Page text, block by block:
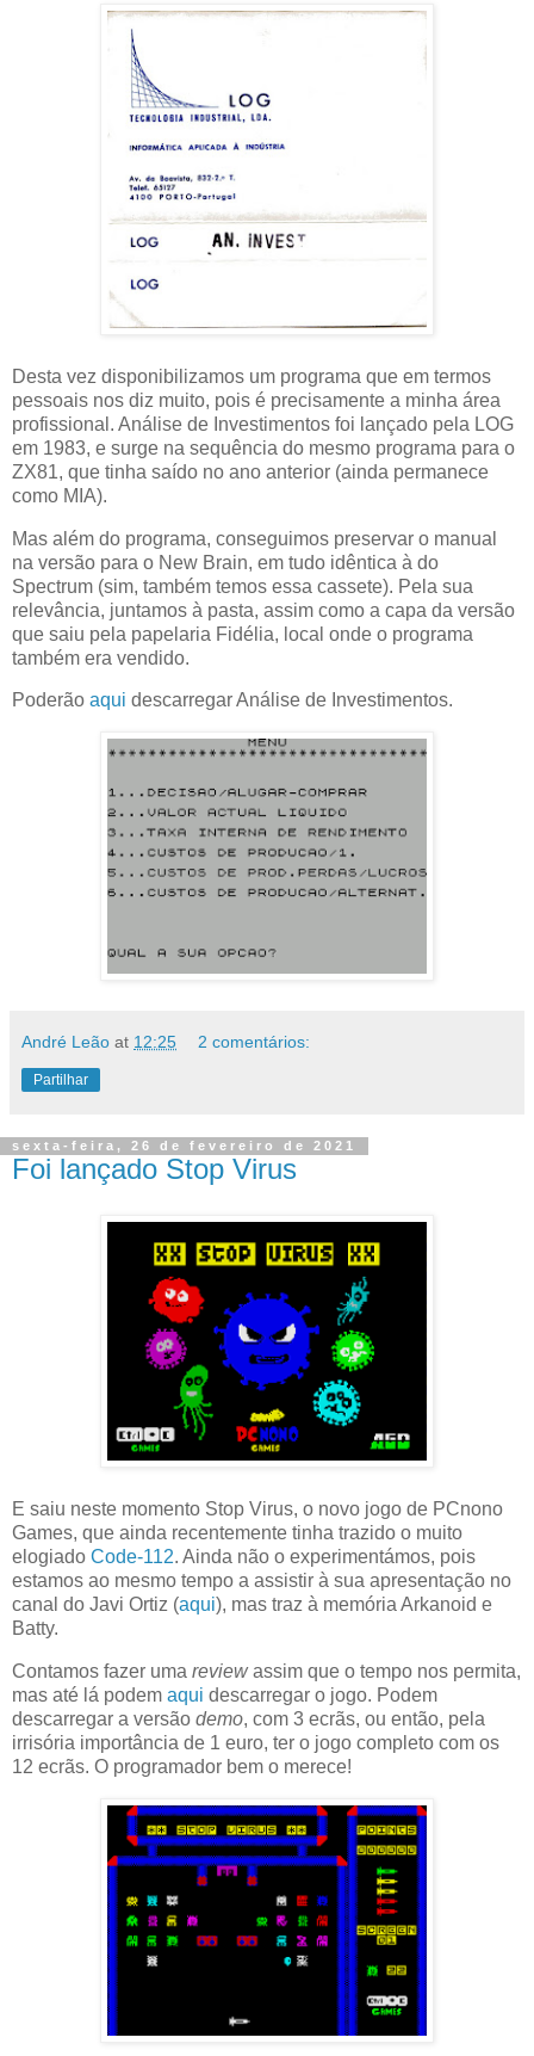
Desta vez disponibilizamos um programa que em termos
pessoais nos diz muito, pois é precisamente a minha área
profissional. Análise de Investimentos foi lançado pela LOG
em 1983, e surge na sequência do mesmo programa para o
ZX81, que tinha saído no ano anterior (ainda permanece
como MIA).
Mas além do programa, conseguimos preservar o manual
na versão para o New Brain, em tudo idêntica à do
Spectrum (sim, também temos essa cassete). Pela sua
relevância, juntamos à pasta, assim como a capa da versão
que saiu pela papelaria Fidélia, local onde o programa
também era vendido.
Poderão aqui descarregar Análise de Investimentos.
André Leão at 12:25 2 comentários:
Partilhar
sexta-feira, 26 de fevereiro de 2021
Foi lançado Stop Virus
E saiu neste momento Stop Virus, o novo jogo de PCnono
Games, que ainda recentemente tinha trazido o muito
elogiado Code-112. Ainda não o experimentámos, pois
estamos ao mesmo tempo a assistir à sua apresentação no
canal do Javi Ortiz (aqui), mas traz à memória Arkanoid e
Batty.
Contamos fazer uma reviewassim que o tempo nos permita,
mas até lá podem aqui descarregar o jogo. Podem
descarregar a versão demo, com 3 ecrãs, ou então, pela
irrisória importância de 1 euro, ter o jogo completo com os
12 ecrãs. O programador bem o merece!